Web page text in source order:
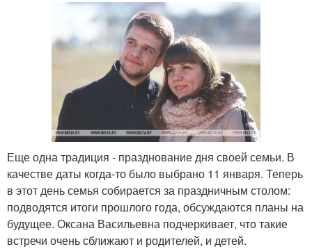
Еще одна традиция - празднование дня своей семьи. В
качестве даты когда-то было выбрано 11 января. Теперь
в этот день семья собирается за праздничным столом:
подводятся итоги прошлого года, обсуждаются планы на
будущее. Оксана Васильевна подчеркивает, что такие
встречи очень сближают и родителей, и детей.